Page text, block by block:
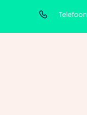
Telefoon